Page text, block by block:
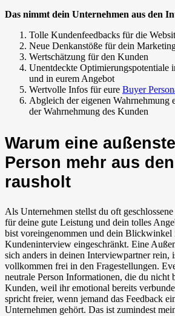
Das nimmt dein Unternehmen aus den
Tolle Kundenfeedbacks für die
Neue Denkanstöße für dein
Wertschätzung für den Kunden
Unentdeckte Optimierungspotentiale
und in eurem Angebot
Wertvolle Infos für eure Buyer
Abgleich der eigenen Wahrnehmung
der Wahrnehmung des Kunden
Warum eine
Person mehr aus
rausholt
Als Unternehmen stellst du oft
für deine gute Leistung und dein tolles
bist voreingenommen und dein Blickwinkel
Kundeninterview eingeschränkt. Eine
sich anders in deinen Interviewpartner rein,
vollkommen frei in den Fragestellungen.
neutrale Person Informationen, die du nicht
Kunden, weil ihr emotional bereits
spricht freier, wenn jemand das Feedback
Unternehmen gehört. Das ist zumindest